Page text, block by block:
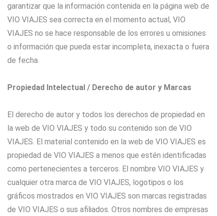
garantizar que la información contenida en la página web de
VIO VIAJES sea correcta en el momento actual, VIO
VIAJES no se hace responsable de los errores u omisiones
o información que pueda estar incompleta, inexacta o fuera
de fecha.
Propiedad Intelectual / Derecho de autor y Marcas
El derecho de autor y todos los derechos de propiedad en
la web de VIO VIAJES y todo su contenido son de VIO
VIAJES. El material contenido en la web de VIO VIAJES es
propiedad de VIO VIAJES a menos que estén identificadas
como pertenecientes a terceros. El nombre VIO VIAJES y
cualquier otra marca de VIO VIAJES, logotipos o los
gráficos mostrados en VIO VIAJES son marcas registradas
de VIO VIAJES o sus afiliados. Otros nombres de empresas